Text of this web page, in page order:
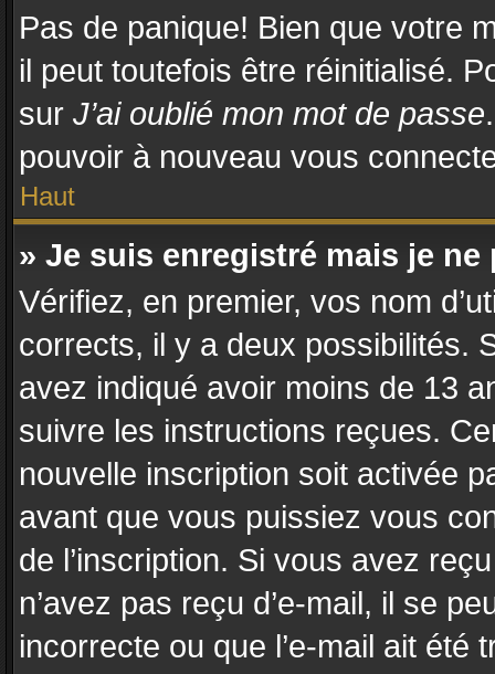
Pas de panique! Bien que votre
il peut toutefois être réinitialisé.
sur J’ai oublié mon mot de passe
pouvoir à nouveau vous
Haut
» Je suis enregistré mais je
Vérifiez, en premier, vos nom
corrects, il y a deux possibilités.
avez indiqué avoir moins de 13
suivre les instructions reçues.
nouvelle inscription soit activée
avant que vous puissiez vous
de l’inscription. Si vous avez
n’avez pas reçu d’e-mail, il se
incorrecte ou que l’e-mail ait